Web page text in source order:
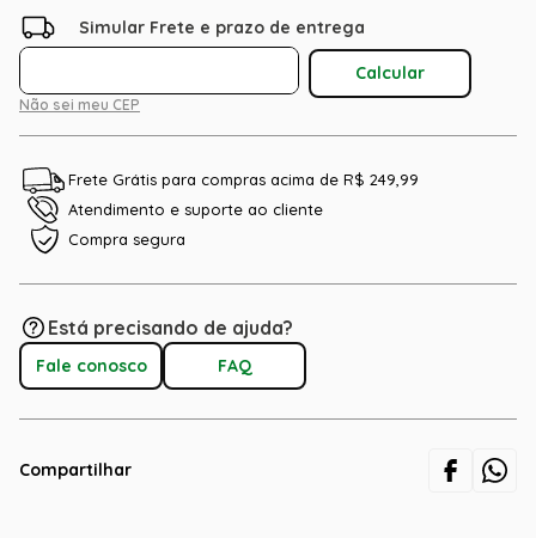
Não sei meu CEP
Frete Grátis para compras acima de R$ 249,99
Atendimento e suporte ao cliente
Compra segura
Está precisando de ajuda?
Fale conosco FAQ
Compartilhar